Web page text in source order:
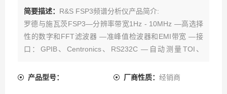
简要描述： R&S FSP3频谱分析仪产品简介:
罗德与施瓦茨FSP3—分辨率带宽1Hz - 10MHz —高选择
性的数字和FFT滤波器 —准峰值检波器和EMI带宽 —接
口：GPIB、Centronics、RS232C —自动测量TOI、
躁声和ACP（R） —可在时域快速测量：FSP3 小扫描时
产品型号： 厂商性质： 经销商